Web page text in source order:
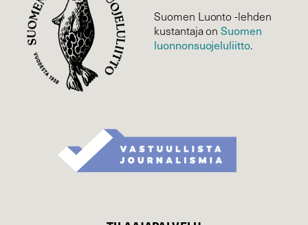
Suomen Luonto -lehden
kustantaja onSuomen
luonnonsuojelu­liitto.